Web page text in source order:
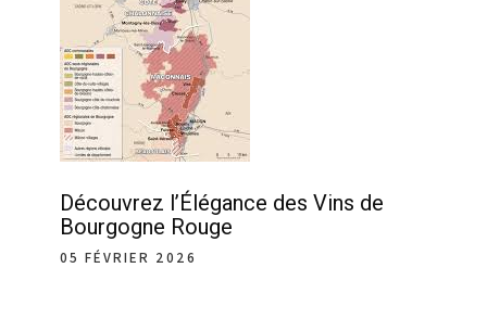
Découvrez l’Élégance des Vins de
Bourgogne Rouge
05 FÉVRIER 2026